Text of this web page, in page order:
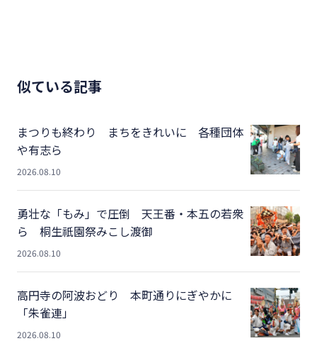
似ている記事
まつりも終わり まちをきれいに 各種団体
や有志ら
2026.08.10
勇壮な「もみ」で圧倒 天王番・本五の若衆
ら 桐生祇園祭みこし渡御
2026.08.10
高円寺の阿波おどり 本町通りにぎやかに
「朱雀連」
2026.08.10